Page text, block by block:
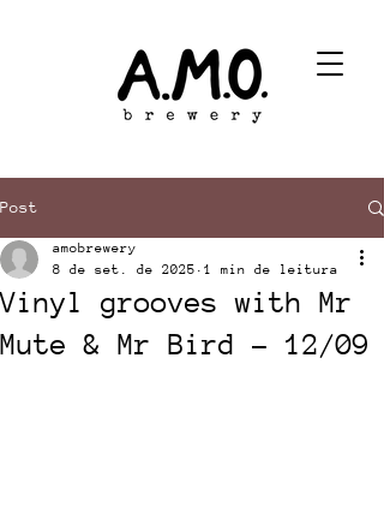
Post
Vinyl grooves with Mr
Mute & Mr Bird - 12/09
amobrewery
8 de set. de 2025
1 min de leitura